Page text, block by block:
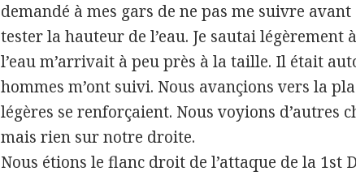
demandé à mes gars de ne pas me suivre
tester la hauteur de l’eau. Je sautai légèrement
l’eau m’arrivait à peu près à la taille. Il était
hommes m’ont suivi. Nous avançions vers la
légères se renforçaient. Nous voyions d’autres
mais rien sur notre droite.
Nous étions le flanc droit de l’attaque de la 1st